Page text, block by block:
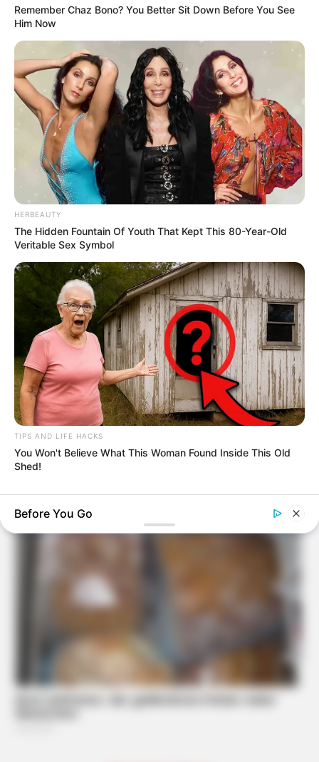
Remember Chaz Bono? You Better Sit Down Before You See
Him Now
HERBEAUTY
The Hidden Fountain Of Youth That Kept This 80-Year-Old
Veritable Sex Symbol
TIPS AND LIFE HACKS
You Won't Believe What This Woman Found Inside This Old
Shed!
Before You Go